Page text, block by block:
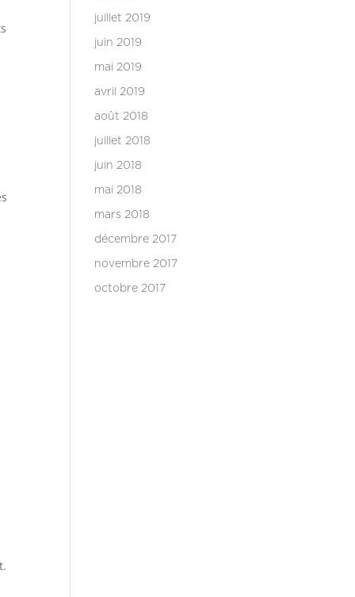
juillet 2019
juin 2019
mai 2019
avril 2019
août 2018
juillet 2018
juin 2018
mai 2018
mars 2018
décembre 2017
novembre 2017
octobre 2017